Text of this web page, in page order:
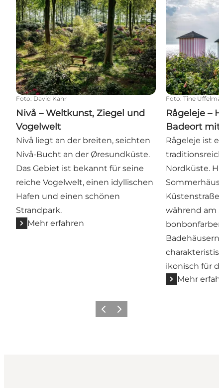
Foto: David Kahr
Nivå – Weltkunst, Ziegel und
Vogelwelt
Nivå liegt an der breiten, seichten
Nivå-Bucht an der Øresundküste.
Das Gebiet ist bekannt für seine
reiche Vogelwelt, einen idyllischen
Hafen und einen schönen
Strandpark.
Mehr erfahren
Foto: Tine
Rågeleje –
Badeort mit
Rågeleje ist
Nordküste.
Küstenstraße
während am
Badehäusern
ikonisch für
Mehr
ZurückWeiter